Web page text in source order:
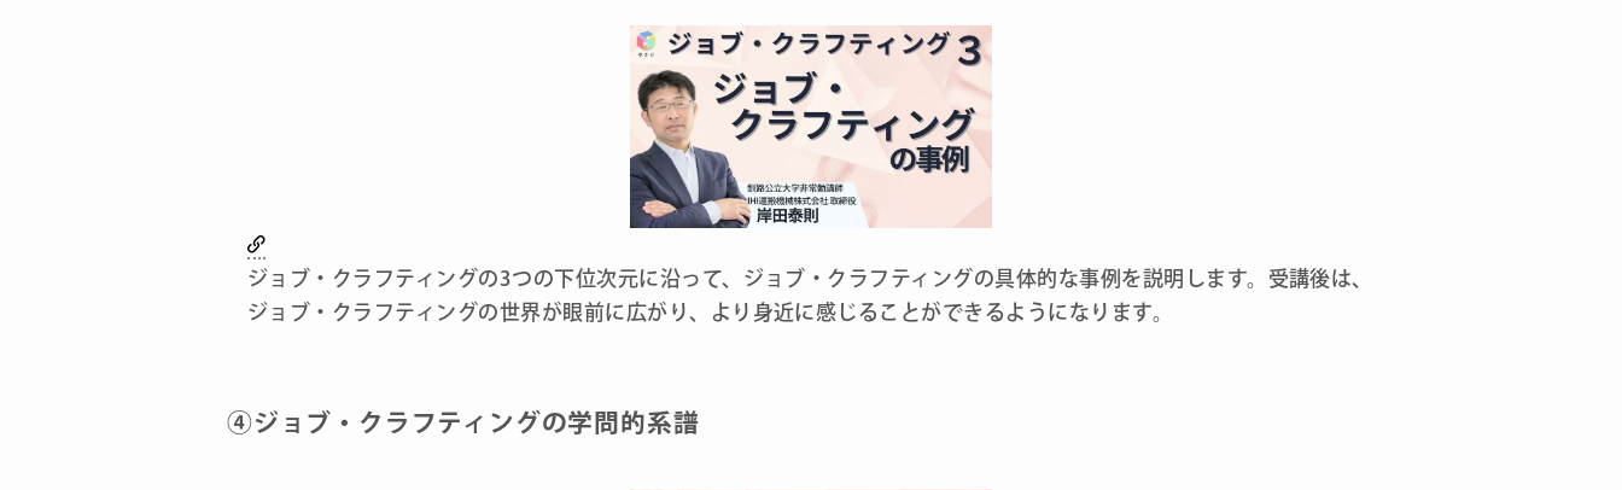
ジョブ・クラフティングの3つの下位次元に沿って、ジョブ・クラフティングの具体的な事例を説明します。受講後は、
ジョブ・クラフティングの世界が眼前に広がり、より身近に感じることができるようになります。
④ジョブ・クラフティングの学問的系譜